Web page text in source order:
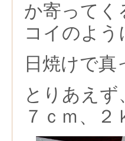
か寄ってく
コイのよう
日焼けで
とりあえ
７ｃｍ、